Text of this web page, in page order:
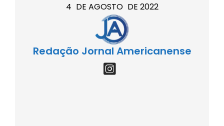
4 DE AGOSTO DE 2022
Redação Jornal Americanense